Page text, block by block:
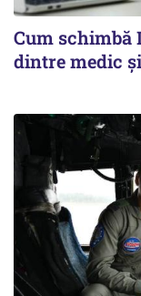
Cum
dintre medic